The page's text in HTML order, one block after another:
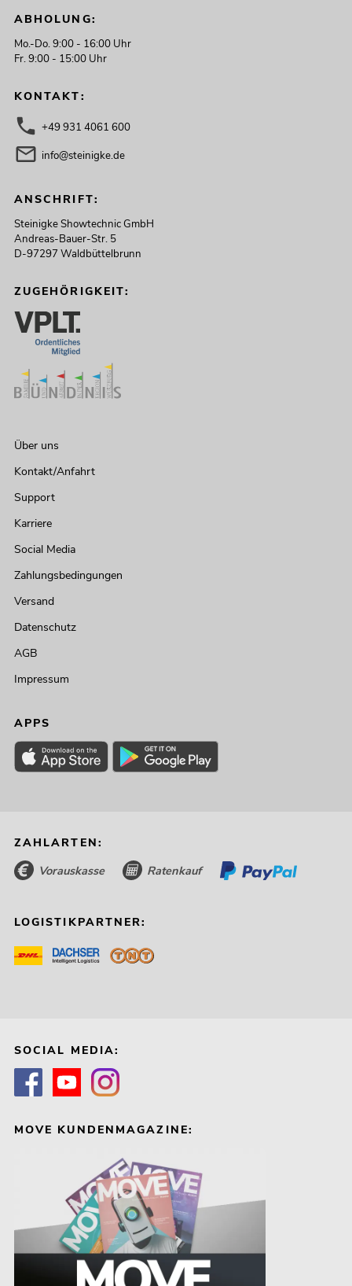
ABHOLUNG:
Mo.-Do. 9:00 - 16:00 Uhr
Fr. 9:00 - 15:00 Uhr
KONTAKT:
+49 931 4061 600
info@steinigke.de
ANSCHRIFT:
Steinigke Showtechnic GmbH
Andreas-Bauer-Str. 5
D-97297 Waldbüttelbrunn
ZUGEHÖRIGKEIT:
Über uns
Kontakt/Anfahrt
Support
Karriere
Social Media
Zahlungsbedingungen
Versand
Datenschutz
AGB
Impressum
APPS
ZAHLARTEN:
Vorauskasse Ratenkauf
LOGISTIKPARTNER:
SOCIAL MEDIA:
MOVE KUNDENMAGAZINE: